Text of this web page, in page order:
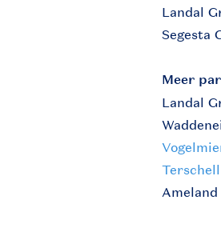
Landal
Segesta
Meer
Landal
Ameland